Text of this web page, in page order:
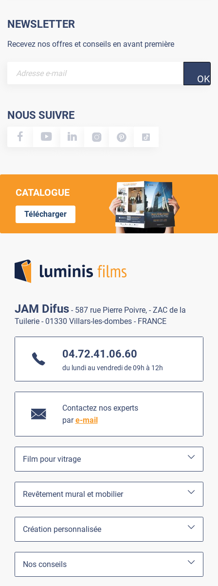
NEWSLETTER
Recevez nos offres et conseils en avant première
OK
NOUS SUIVRE
CATALOGUE
Télécharger
JAM Difus - 587 rue Pierre Poivre, - ZAC de la
Tuilerie - 01330 Villars-les-dombes - FRANCE
04.72.41.06.60
du lundi au vendredi de 09h à 12h
Contactez nos experts
pare-mail
Film pour vitrage
Revêtement mural et mobilier
Création personnalisée
Nos conseils